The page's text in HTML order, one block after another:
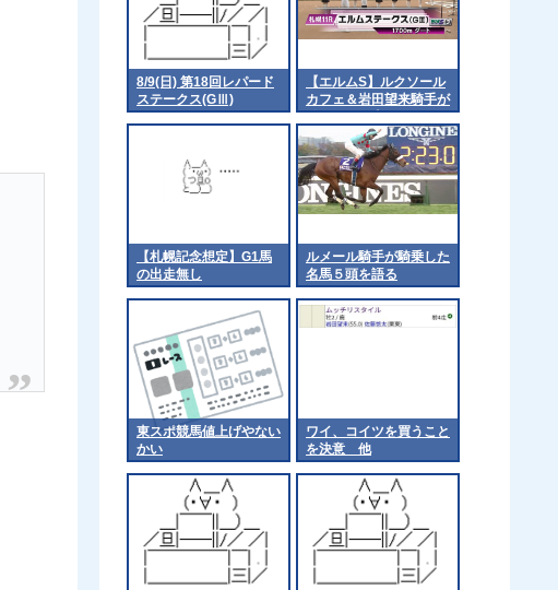
8/9(日) 第18回レパード
ステークス(GⅢ)
【エルムS】ルクソール
カフェ＆岩田望来騎手が
ｷﾀ━━━━(ﾟ
∀ﾟ)━━━━!!
【札幌記念想定】G1馬
の出走無し
ルメール騎手が騎乗した
名馬５頭を語る
東スポ競馬値上げやない
かい
ワイ、コイツを買うこと
を決意 他